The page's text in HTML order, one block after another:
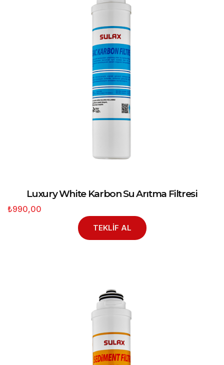
Luxury White Karbon Su Arıtma Filtresi
₺990,00
TEKLİF AL